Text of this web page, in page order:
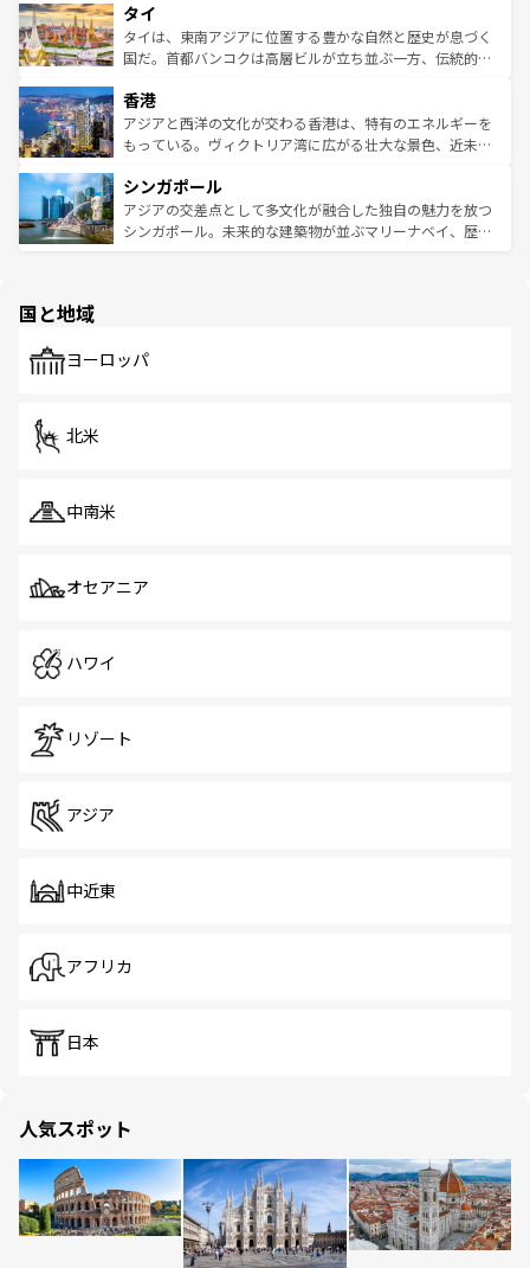
リティに包まれながら、韓国の多彩な魅力を心ゆくまで味
わってみてほしい。 なお、新着の韓国情報はコンテンツ一
覧を参照してほしい。
急速な発展と共に伝統が息づく。ハノイの古い町並みやホ
ーチミン市のフランス統治時代の建物も、独特の雰囲気を
醸し出している。また、バラエティの豊かさとおいしさで
とつ。フォーやバインミー、ベトナムコーヒーなどは、ぜ
ひ現地で味わいたい。どの地域を訪れてもあたたかい人々
が旅行者を迎えてくれるので、きっと忘れられない旅にな
参照してほしい。
タイ
タイは、東南アジアに位置する豊かな自然と歴史が息づく
国だ。首都バンコクは高層ビルが立ち並ぶ一方、伝統的な
の活気が交差している。北部ではチェンマイなどの山岳地
帯で自然と触れ合い、南部ではプーケットやクラビの美し
いビーチでリゾート気分を楽しむことができる。タイ料理
激する。気候は一年中温暖で、どの季節にも異なる楽しみ
が待っている。親しみやすいタイの人々、仏教を中心とし
た文化、そして多様な観光資源が、訪れる旅人を魅了し続
香港
アジアと西洋の文化が交わる香港は、特有のエネルギーを
もっている。ヴィクトリア湾に広がる壮大な景色、近未来
み、どこを訪れても感動するはず。観光スポットが密集し
ており、効率よく見どころを回れるのも魅力。息をのむよ
うな絶景から文化的な体験まで、香港を存分に楽しみ尽く
シンガポール
アジアの交差点として多文化が融合した独自の魅力を放つ
シンガポール。未来的な建築物が並ぶマリーナベイ、歴史
で、ホーカーズは地元の風情を楽しめる外せないスポット
国と地域
ヨーロッパ
北米
中南米
オセアニア
ハワイ
リゾート
アジア
中近東
アフリカ
日本
人気スポット